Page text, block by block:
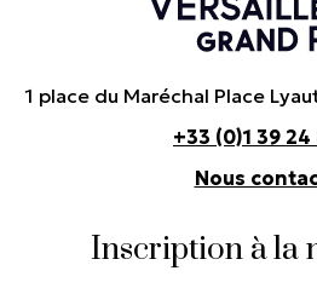
1 place du Maréchal Place
+33 (0)1 39 24
Nous
Inscription à la